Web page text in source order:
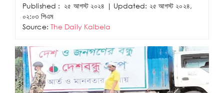
Published : ২৫ আগস্ট ২০২৪ | Updated: ২৫ আগস্ট ২০২৪,
০২:০৩ পিএম
Source: The Daily Kalbela